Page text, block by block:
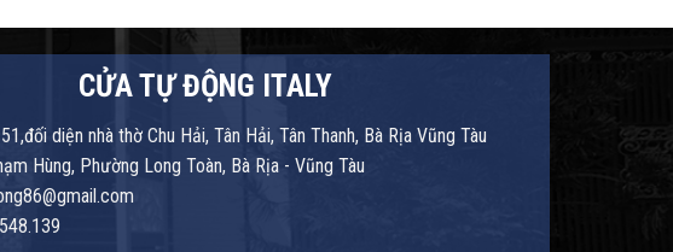
CỬA TỰ ĐỘNG ITALY
diện nhà thờ Chu Hải, Tân Hải, Tân Thanh, Bà Rịa Vũng Tàu
Hùng, Phường Long Toàn, Bà Rịa - Vũng Tàu